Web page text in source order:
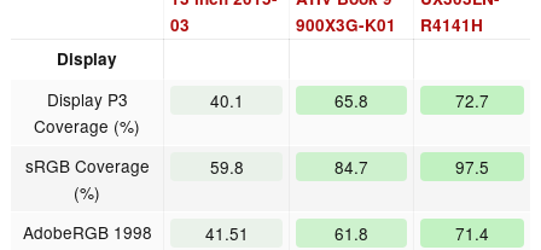
03
900X3G-K01
R4141H
Display
Display P3
Coverage (%)
40.1 65.8 72.7
sRGB Coverage
(%)
59.8 84.7 97.5
AdobeRGB 1998
41.51 61.8 71.4